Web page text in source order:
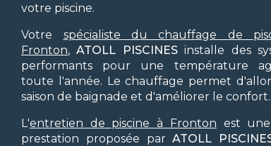
votre piscine.
Votre spécialiste du chauffage de
Fronton,ATOLL PISCINESinstalle des
performants pour une température
toute l'année. Le chauffage permet
saison de baignade et d'améliorer le confort.
L'entretien de piscine à Fronton est
prestation proposée parATOLL